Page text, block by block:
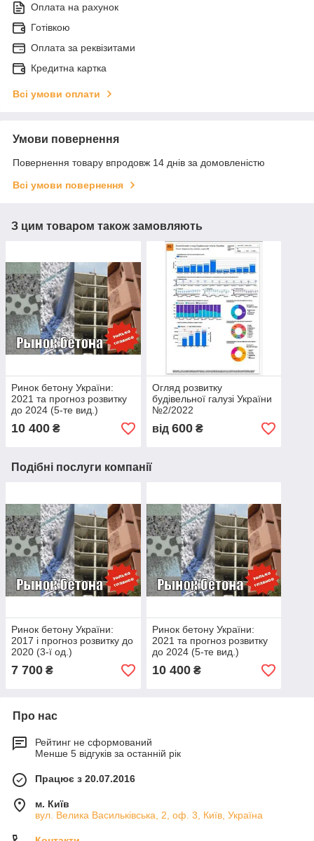
Оплата на рахунок
Готівкою
Оплата за реквізитами
Кредитна картка
Всі умови оплати
Умови повернення
Повернення товару впродовж 14 днів за домовленістю
Всі умови повернення
З цим товаром також замовляють
Ринок бетону України:
2021 та прогноз розвитку
до 2024 (5-те вид.)
10 400 ₴
Огляд розвитку
будівельної галузі України
№2/2022
від 600₴
Подібні послуги компанії
Ринок бетону України:
2017 і прогноз розвитку до
2020 (3-ї од.)
7 700 ₴
Ринок бетону України:
2021 та прогноз розвитку
до 2024 (5-те вид.)
10 400₴
Про нас
Рейтинг не сформований
Менше 5 відгуків за останній рік
Працює з 20.07.2016
м. Київ
вул. Велика Васильківська, 2, оф. 3, Київ, Україна